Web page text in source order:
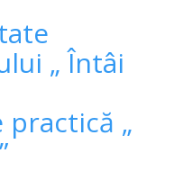
„ Întâi
„